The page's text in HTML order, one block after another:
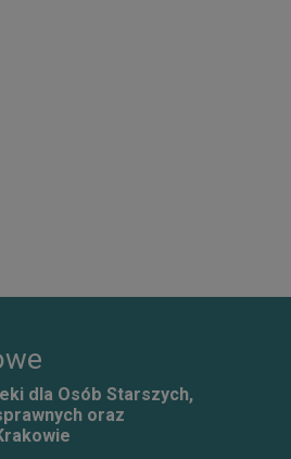
dla Osób Starszych,
oraz